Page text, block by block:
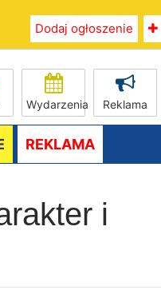
Dodaj ogłoszenie
Wydarzenia Reklama
REKLAMA
i